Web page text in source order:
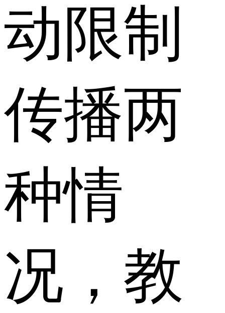
动限制
传播两
种情
况，教